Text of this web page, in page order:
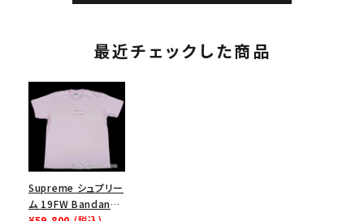
最近チェックした商品
Supreme シュプリー
ム 19FW Bandana